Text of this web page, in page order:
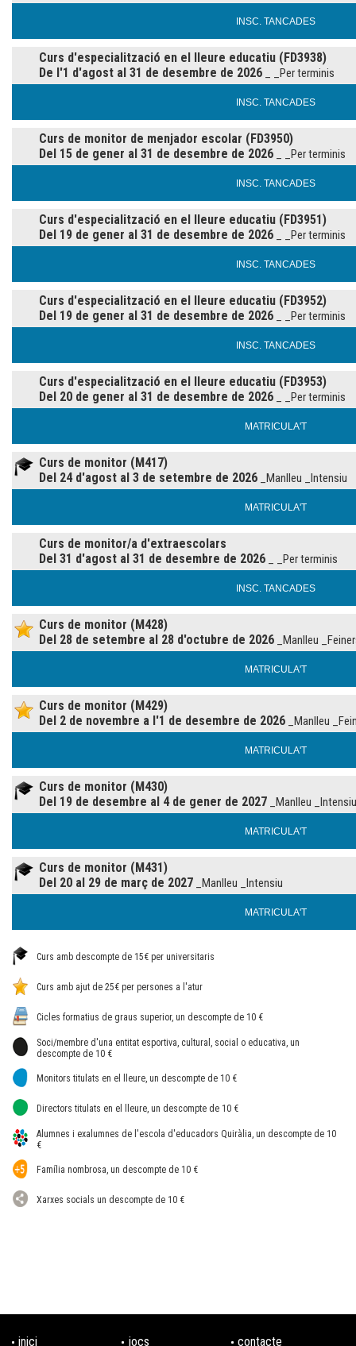
INSC. TANCADES
Curs d'especialització en el lleure educatiu (FD3938)
De l'1 d'agost al 31 de desembre de 2026 _ _Per terminis
INSC. TANCADES
Curs de monitor de menjador escolar (FD3950)
Del 15 de gener al 31 de desembre de 2026 _ _Per terminis
INSC. TANCADES
Curs d'especialització en el lleure educatiu (FD3951)
Del 19 de gener al 31 de desembre de 2026 _ _Per terminis
INSC. TANCADES
Curs d'especialització en el lleure educatiu (FD3952)
Del 19 de gener al 31 de desembre de 2026 _ _Per terminis
INSC. TANCADES
Curs d'especialització en el lleure educatiu (FD3953)
Del 20 de gener al 31 de desembre de 2026 _ _Per terminis
MATRICULA'T
Curs de monitor (M417)
Del 24 d'agost al 3 de setembre de 2026 _Manlleu _Intensiu
MATRICULA'T
Curs de monitor/a d'extraescolars
Del 31 d'agost al 31 de desembre de 2026 _ _Per terminis
INSC. TANCADES
Curs de monitor (M428)
Del 28 de setembre al 28 d'octubre de 2026 _Manlleu
MATRICULA'T
Curs de monitor (M429)
Del 2 de novembre a l'1 de desembre de 2026 _Manlleu
MATRICULA'T
Curs de monitor (M430)
Del 19 de desembre al 4 de gener de 2027 _Manlleu _Intensiu
MATRICULA'T
Curs de monitor (M431)
Del 20 al 29 de març de 2027 _Manlleu _Intensiu
MATRICULA'T
Curs amb descompte de 15€ per universitaris
Curs amb ajut de 25€ per persones a l'atur
Cicles formatius de graus superior, un descompte de 10 €
Soci/membre d'una entitat esportiva, cultural, social o educativa, un
descompte de 10 €
Monitors titulats en el lleure, un descompte de 10 €
Directors titulats en el lleure, un descompte de 10 €
Alumnes i exalumnes de l'escola d'educadors Quiràlia, un descompte de 10
€
Família nombrosa, un descompte de 10 €
Xarxes socials un descompte de 10 €
inici jocs contacte